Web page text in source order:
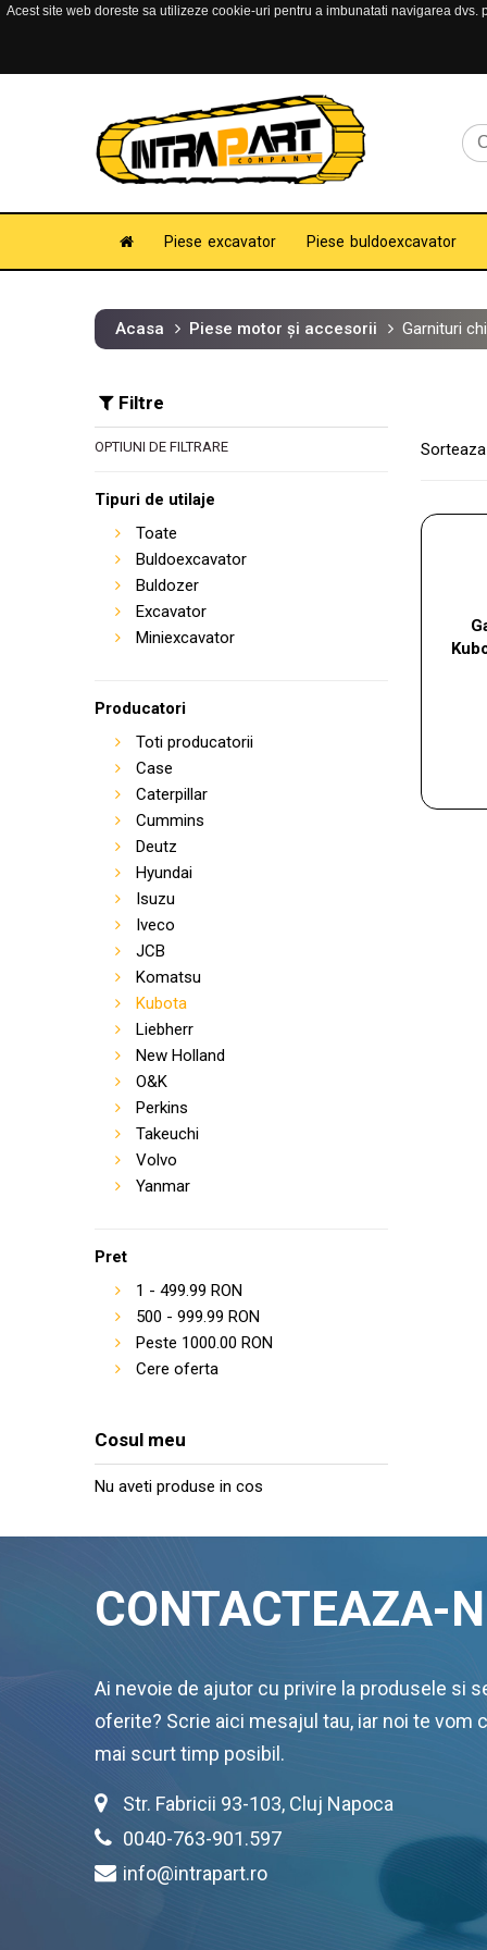
Acest site web doreste sa utilizeze cookie-uri pentru a imbunatati navigarea
Piese excavator Piese buldoexcavator
Acasa Piese motor și accesorii Garnituri
Filtre
OPTIUNI DE FILTRARE
Tipuri de utilaje
Toate
Buldoexcavator
Buldozer
Excavator
Miniexcavator
Producatori
Toti producatorii
Case
Caterpillar
Cummins
Deutz
Hyundai
Isuzu
Iveco
JCB
Komatsu
Kubota
Liebherr
New Holland
O&K
Perkins
Takeuchi
Volvo
Yanmar
Pret
1 - 499.99 RON
500 - 999.99 RON
Peste 1000.00 RON
Cere oferta
Cosul meu
Nu aveti produse in cos
CONTACTEAZA-
Ai nevoie de ajutor cu privire la produsele si
oferite? Scrie aici mesajul tau, iar noi te vom
mai scurt timp posibil.
Str. Fabricii 93-103, Cluj Napoca
0040-763-901.597
info@intrapart.ro